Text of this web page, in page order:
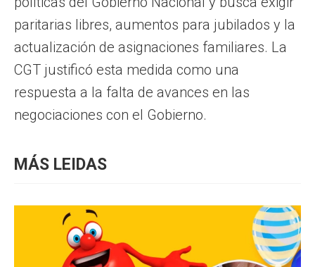
paritarias libres, aumentos para jubilados y la
actualización de asignaciones familiares. La
CGT justificó esta medida como una
respuesta a la falta de avances en las
negociaciones con el Gobierno.
MÁS LEIDAS